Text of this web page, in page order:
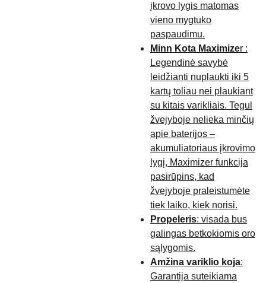
įkrovo lygis matomas
vieno mygtuko
paspaudimu.
Minn Kota Maximizer :
Legendinė savybė
leidžianti nuplaukti iki 5
kartų toliau nei plaukiant
su kitais varikliais. Tegul
žvejyboje nelieka minčių
apie baterijos –
akumuliatoriaus įkrovimo
lygį, Maximizer funkcija
pasirūpins, kad
žvejyboje praleistumėte
tiek laiko, kiek norisi.
Propeleris: visada bus
galingas betkokiomis oro
sąlygomis.
Amžina variklio koja:
Garantija suteikiama